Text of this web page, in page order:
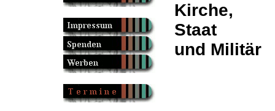
Kirche,
Staat
und Militär